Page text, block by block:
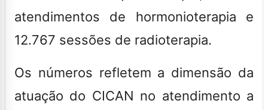
atendimentos de hormonioterapia e
12.767 sessões de radioterapia.
Os números refletem a dimensão da
atuação do CICAN no atendimento a